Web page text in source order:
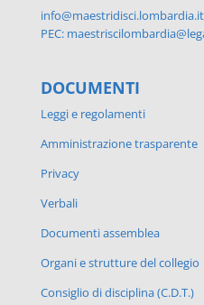
info@maestridisci.lombardia.it
PEC:
DOCUMENTI
Leggi e regolamenti
Amministrazione trasparente
Privacy
Verbali
Documenti assemblea
Organi e strutture del collegio
Consiglio di disciplina (C.D.T.)